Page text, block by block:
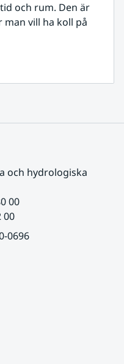
och rum. Den är
vill ha koll på
och hydrologiska
00
00
0696